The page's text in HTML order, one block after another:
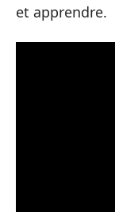
et apprendre.